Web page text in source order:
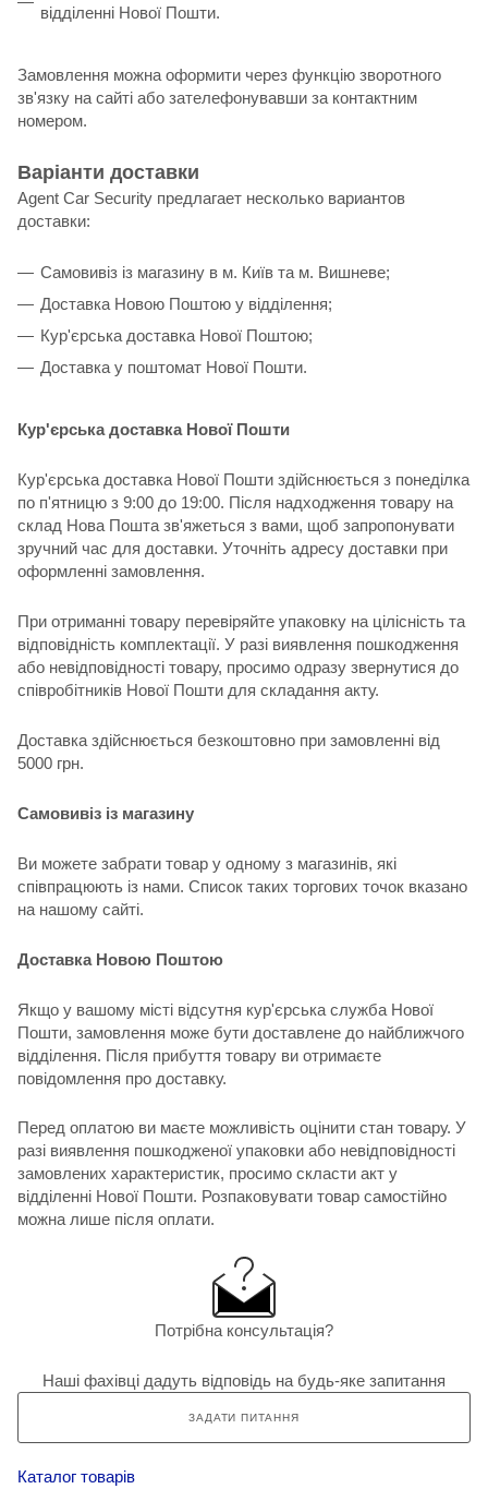
відділенні Нової Пошти.
Замовлення можна оформити через функцію зворотного
зв'язку на сайті або зателефонувавши за контактним
номером.
Варіанти доставки
Agent Car Security предлагает несколько вариантов
доставки:
Самовивіз із магазину в м. Київ та м. Вишневе;
Доставка Новою Поштою у відділення;
Кур'єрська доставка Нової Поштою;
Доставка у поштомат Нової Пошти.
Кур'єрська доставка Нової Пошти
Кур'єрська доставка Нової Пошти здійснюється з понеділка
по п'ятницю з 9:00 до 19:00. Після надходження товару на
склад Нова Пошта зв'яжеться з вами, щоб запропонувати
зручний час для доставки. Уточніть адресу доставки при
оформленні замовлення.
При отриманні товару перевіряйте упаковку на цілісність та
відповідність комплектації. У разі виявлення пошкодження
або невідповідності товару, просимо одразу звернутися до
співробітників Нової Пошти для складання акту.
Доставка здійснюється безкоштовно при замовленні від
5000 грн.
Самовивіз із магазину
Ви можете забрати товар у одному з магазинів, які
співпрацюють із нами. Список таких торгових точок вказано
на нашому сайті.
Доставка Новою Поштою
Якщо у вашому місті відсутня кур'єрська служба Нової
Пошти, замовлення може бути доставлене до найближчого
відділення. Після прибуття товару ви отримаєте
повідомлення про доставку.
Перед оплатою ви маєте можливість оцінити стан товару. У
разі виявлення пошкодженої упаковки або невідповідності
замовлених характеристик, просимо скласти акт у
відділенні Нової Пошти. Розпаковувати товар самостійно
можна лише після оплати.
Потрібна консультація?
Наші фахівці дадуть відповідь на будь-яке запитання
ЗАДАТИ ПИТАННЯ
Каталог товарів